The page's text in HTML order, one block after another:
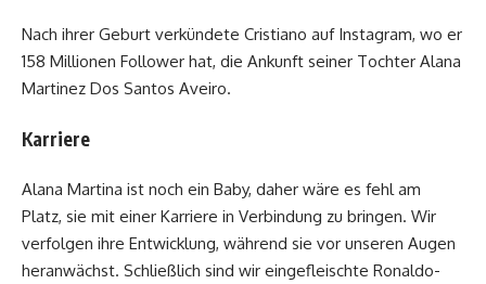
Nach ihrer Geburt verkündete Cristiano auf Instagram, wo er
158 Millionen Follower hat, die Ankunft seiner Tochter Alana
Martinez Dos Santos Aveiro.
Karriere
Alana Martina ist noch ein Baby, daher wäre es fehl am
Platz, sie mit einer Karriere in Verbindung zu bringen. Wir
verfolgen ihre Entwicklung, während sie vor unseren Augen
heranwächst. Schließlich sind wir eingefleischte Ronaldo-